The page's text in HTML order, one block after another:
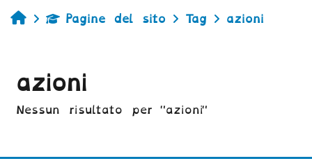
HomePagine del sito Tag azioni
azioni
Nessun risultato per "azioni"